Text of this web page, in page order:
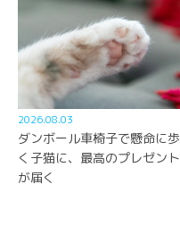
2026.08.03
ダンボール車椅子で懸命に歩
く子猫に、最高のプレゼント
が届く